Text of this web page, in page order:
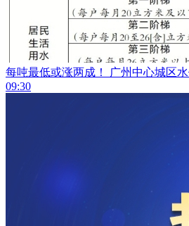
每吨最低或涨两成！ 广州中心城区
09:30